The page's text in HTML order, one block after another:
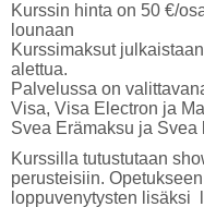
Kurssin hinta on 50 €/
lounaan
Kurssimaksut
alettua.
Palvelussa on
Visa, Visa Electron ja
Svea Erämaksu ja Svea
Kurssilla tutustutaan
perusteisiin.
loppuvenytysten lisäksi